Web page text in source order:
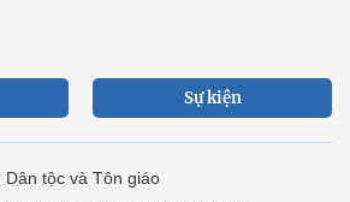
Sự kiện
tộc và Tôn giáo